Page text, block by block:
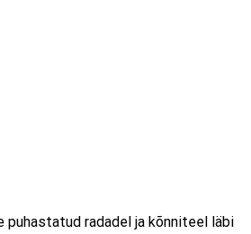
puhastatud radadel ja kõnniteel läbi